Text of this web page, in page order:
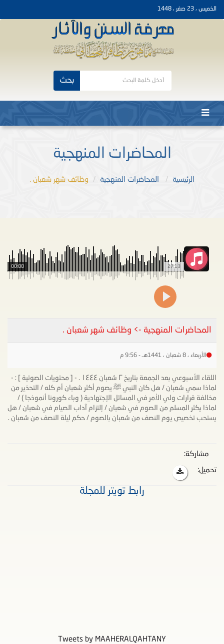
الخميس ، 23 صفر ، 1448
بحث
المحاضرات المنهجية
الرئيسية المحاضرات المنهجية وظائف شهر شعبان .
27:13
00:00
المحاضرات المنهجية -> وظائف شهر شعبان .
الأربعاء ، 8 شعبان ، 1441هـ - 9:56 م
اللقاء الأسبوعي بعد الجمعة بتاريخ ٢ شعبان ١٤٤٤ . - [ محتويات الصوتية ] : -
لماذا سمي شعبان / هل كان النبي ﷺ يصوم أكثر شعبان أم كله / التحذير من
مخالفة قرارات ولي الأمر في المسائل الإجتهادية ( وباء كورونا أنموذجا ) /
لماذا يكثر المسلم من الصوم في شعبان / إلتزام آداب الصيام في شعبان / هل
يستحب تخصيص يوم النصف من شعبان بالصوم / حكم ليلة النصف من شعبان .
مشاركة:
تحميل:
رابط تويتر للمجلة
Tweets by MAAHERALQAHTANY